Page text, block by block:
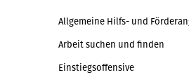
Allgemeine Hilfs- und
Arbeit suchen und finden
Einstiegsoffensive